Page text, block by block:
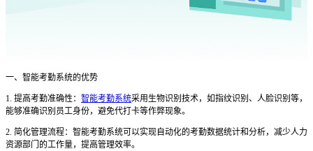
一、智能考勤系统的优势
1. 提高考勤准确性： 智能考勤系统采用生物识别技术，如指纹识别、人脸识别等，
能够准确识别员工身份，避免代打卡等作弊现象。
2. 简化管理流程：智能考勤系统可以实现自动化的考勤数据统计和分析，减少人力
资源部门的工作量，提高管理效率。